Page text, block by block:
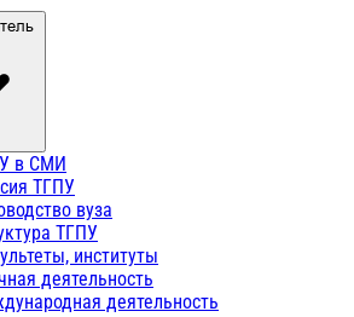
в СМИ
ТГПУ
вуза
ТГПУ
институты
деятельность
деятельность